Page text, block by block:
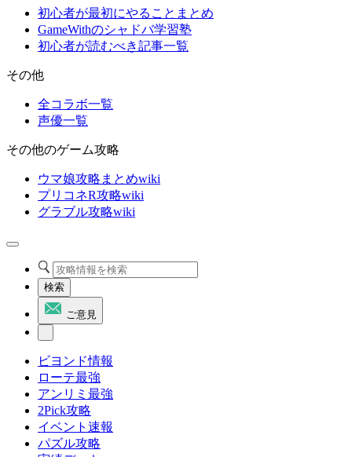
初心者が最初にやることまとめ
GameWithのシャドバ学習塾
初心者が読むべき記事一覧
その他
全コラボ一覧
声優一覧
その他のゲーム攻略
ウマ娘攻略まとめwiki
プリコネR攻略wiki
グラブル攻略wiki
検索
ご意見
ビヨンド情報
ローテ最強
アンリミ最強
2Pick攻略
イベント速報
パズル攻略